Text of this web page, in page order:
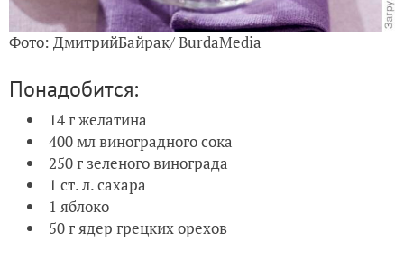
Фото: ДмитрийБайрак/ BurdaMedia
Понадобится:
14 г желатина
400 мл виноградного сока
250 г зеленого винограда
1 ст. л. сахара
1 яблоко
50 г ядер грецких орехов